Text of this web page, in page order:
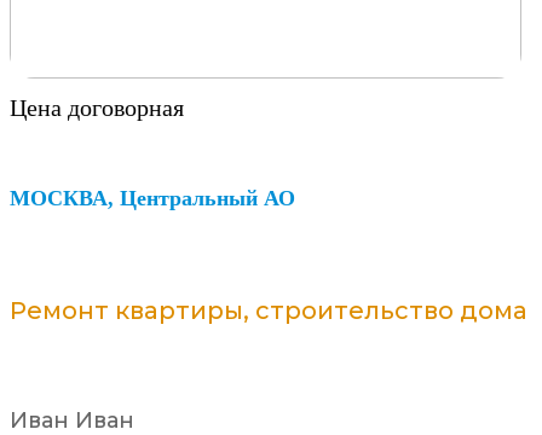
Цена договорная
МОСКВА, Центральный АО
Ремонт квартиры, строительство дома
Иван Иван